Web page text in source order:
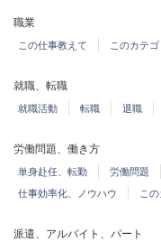
職業
この仕事教えて このカテ
就職、転職
就職活動 転職 退職
労働問題、働き方
単身赴任、転勤 労働問題
仕事効率化、ノウハウ
こ
派遣、アルバイト、パート